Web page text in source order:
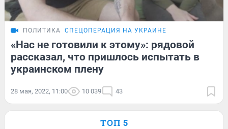
ПОЛИТИКА СПЕЦОПЕРАЦИЯ НА УКРАИНЕ
«Нас не готовили к этому»: рядовой
рассказал, что пришлось испытать в
украинском плену
28 мая, 2022, 11:00 10 039 43
ТОП 5